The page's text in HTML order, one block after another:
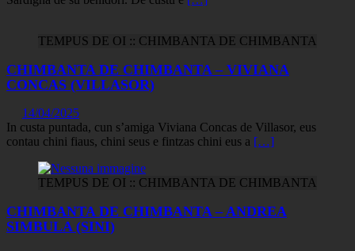
TEMPUS DE OI :: CHIMBANTA DE CHIMBANTA
CHIMBANTA DE CHIMBANTA – VIVIANA
CONCAS (VILLASOR)
14/04/2025
In custa puntada, cun s’amiga Viviana Concas de Villasor, eus
contau chini fiaus, chini seus e fintzas chini eus a […]
TEMPUS DE OI :: CHIMBANTA DE CHIMBANTA
CHIMBANTA DE CHIMBANTA – ANDREA
SIMBULA (SINI)